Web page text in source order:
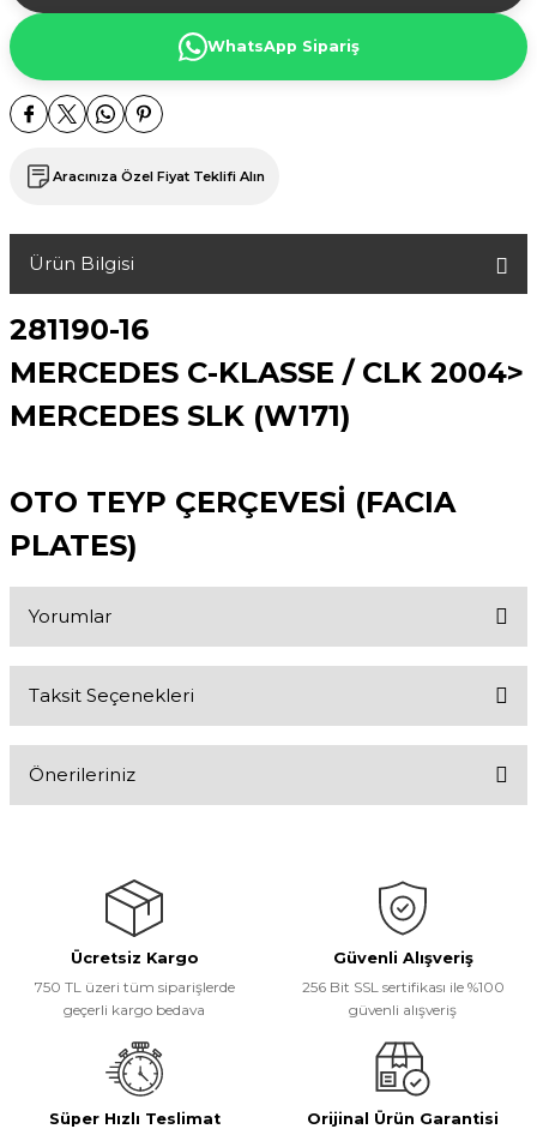
WhatsApp Sipariş
Aracınıza Özel Fiyat Teklifi Alın
Ürün Bilgisi
281190-16
MERCEDES C-KLASSE / CLK 2004>
MERCEDES SLK (W171)
OTO TEYP ÇERÇEVESİ (FACIA
PLATES)
Yorumlar
Taksit Seçenekleri
Önerileriniz
tarafımıza iletebilirsiniz.
Görüş ve önerileriniz için teşekkür ederiz.
Ürün resmi kalitesiz, bozuk veya görüntülenemiyor.
Ürün açıklamasında eksik bilgiler bulunuyor.
Ürün fiyatı diğer sitelerden daha pahalı.
Bu ürüne benzer farklı alternatifler olmalı.
Ücretsiz Kargo
750 TL üzeri tüm siparişlerde
geçerli kargo bedava
Güvenli Alışveriş
256 Bit SSL sertifikası ile %100
güvenli alışveriş
Süper Hızlı Teslimat
Orijinal Ürün Garantisi